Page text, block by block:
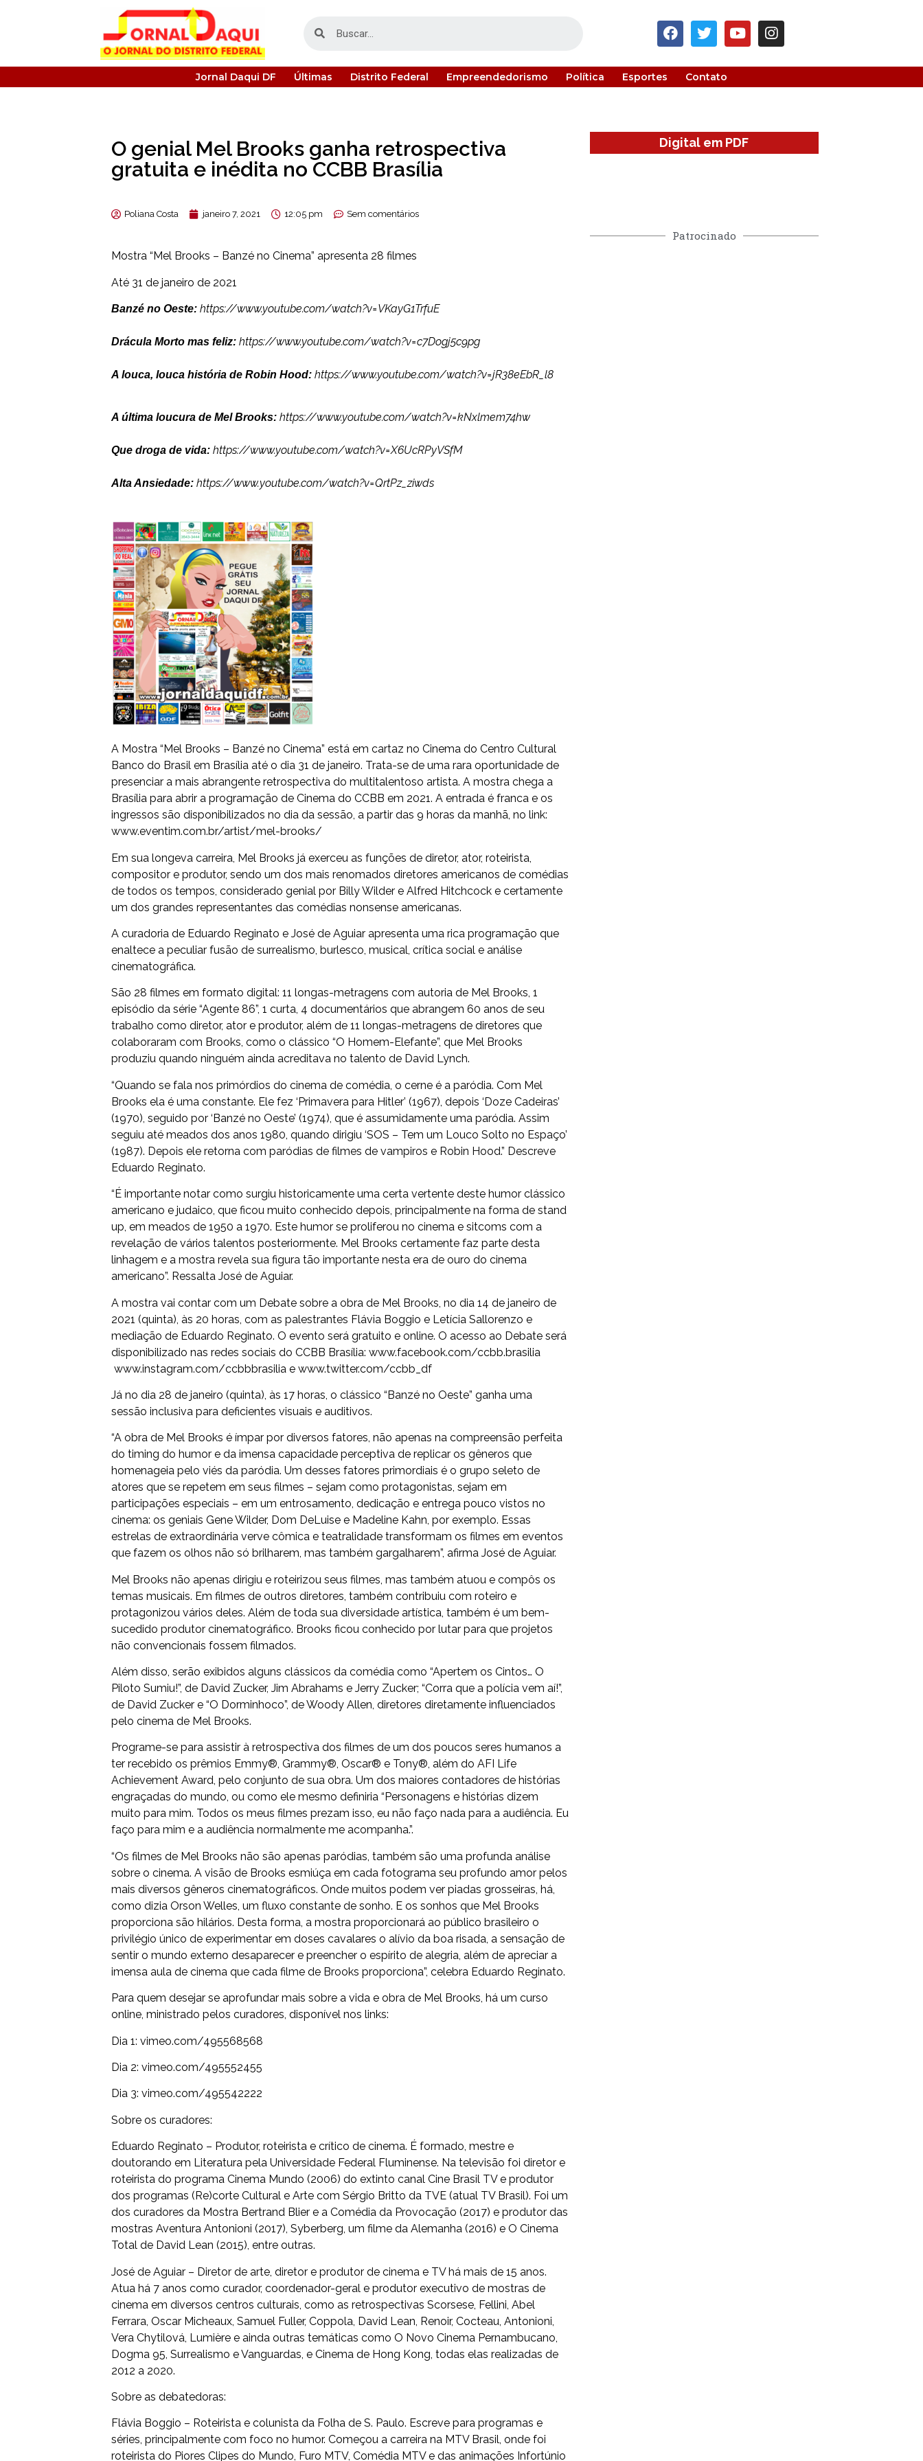
Jornal Daqui DF Últimas Distrito Federal Empreendedorismo Política Esportes Contato
O genial Mel Brooks ganha retrospectiva
gratuita e inédita no CCBB Brasília
Poliana Costa janeiro 7, 2021 12:05 pm Sem comentários
Mostra “Mel Brooks – Banzé no Cinema” apresenta 28 filmes
Até 31 de janeiro de 2021
Banzé no Oeste: https://www.youtube.com/watch?v=VKayG1TrfuE
Drácula Morto mas feliz: https://www.youtube.com/watch?v=c7Dogj5c9pg
A louca, louca história de Robin Hood: https://www.youtube.com/watch?v=jR38eEbR_l8
A última loucura de Mel Brooks: https://www.youtube.com/watch?v=kNxlmem74hw
Que droga de vida: https://www.youtube.com/watch?v=X6UcRPyVSfM
Alta Ansiedade: https://www.youtube.com/watch?v=QrtPz_ziwds
A Mostra “Mel Brooks – Banzé no Cinema” está em cartaz no Cinema do Centro Cultural
Banco do Brasil em Brasília até o dia 31 de janeiro. Trata-se de uma rara oportunidade de
presenciar a mais abrangente retrospectiva do multitalentoso artista. A mostra chega a
Brasília para abrir a programação de Cinema do CCBB em 2021. A entrada é franca e os
ingressos são disponibilizados no dia da sessão, a partir das 9 horas da manhã, no link:
www.eventim.com.br/artist/mel-brooks/
Em sua longeva carreira, Mel Brooks já exerceu as funções de diretor, ator, roteirista,
compositor e produtor, sendo um dos mais renomados diretores americanos de comédias
de todos os tempos, considerado genial por Billy Wilder e Alfred Hitchcock e certamente
um dos grandes representantes das comédias nonsense americanas.
A curadoria de Eduardo Reginato e José de Aguiar apresenta uma rica programação que
enaltece a peculiar fusão de surrealismo, burlesco, musical, crítica social e análise
cinematográfica.
São 28 filmes em formato digital: 11 longas-metragens com autoria de Mel Brooks, 1
episódio da série “Agente 86”, 1 curta, 4 documentários que abrangem 60 anos de seu
trabalho como diretor, ator e produtor, além de 11 longas-metragens de diretores que
colaboraram com Brooks, como o clássico “O Homem-Elefante”, que Mel Brooks
produziu quando ninguém ainda acreditava no talento de David Lynch.
“Quando se fala nos primórdios do cinema de comédia, o cerne é a paródia. Com Mel
Brooks ela é uma constante. Ele fez ‘Primavera para Hitler’ (1967), depois ‘Doze Cadeiras’
(1970), seguido por ‘Banzé no Oeste’ (1974), que é assumidamente uma paródia. Assim
seguiu até meados dos anos 1980, quando dirigiu ‘SOS – Tem um Louco Solto no Espaço’
(1987). Depois ele retorna com paródias de filmes de vampiros e Robin Hood.” Descreve
Eduardo Reginato.
“É importante notar como surgiu historicamente uma certa vertente deste humor clássico
americano e judaico, que ficou muito conhecido depois, principalmente na forma de stand
up, em meados de 1950 a 1970. Este humor se proliferou no cinema e sitcoms com a
revelação de vários talentos posteriormente. Mel Brooks certamente faz parte desta
linhagem e a mostra revela sua figura tão importante nesta era de ouro do cinema
americano”. Ressalta José de Aguiar.
A mostra vai contar com um Debate sobre a obra de Mel Brooks, no dia 14 de janeiro de
2021 (quinta), às 20 horas, com as palestrantes Flávia Boggio e Letícia Sallorenzo e
mediação de Eduardo Reginato. O evento será gratuito e online. O acesso ao Debate será
disponibilizado nas redes sociais do CCBB Brasília: www.facebook.com/ccbb.brasilia
www.instagram.com/ccbbbrasilia e www.twitter.com/ccbb_df
Já no dia 28 de janeiro (quinta), às 17 horas, o clássico “Banzé no Oeste” ganha uma
sessão inclusiva para deficientes visuais e auditivos.
“A obra de Mel Brooks é ímpar por diversos fatores, não apenas na compreensão perfeita
do timing do humor e da imensa capacidade perceptiva de replicar os gêneros que
homenageia pelo viés da paródia. Um desses fatores primordiais é o grupo seleto de
atores que se repetem em seus filmes – sejam como protagonistas, sejam em
participações especiais – em um entrosamento, dedicação e entrega pouco vistos no
cinema: os geniais Gene Wilder, Dom DeLuise e Madeline Kahn, por exemplo. Essas
estrelas de extraordinária verve cômica e teatralidade transformam os filmes em eventos
que fazem os olhos não só brilharem, mas também gargalharem”, afirma José de Aguiar.
Mel Brooks não apenas dirigiu e roteirizou seus filmes, mas também atuou e compôs os
temas musicais. Em filmes de outros diretores, também contribuiu com roteiro e
protagonizou vários deles. Além de toda sua diversidade artística, também é um bem-
sucedido produtor cinematográfico. Brooks ficou conhecido por lutar para que projetos
não convencionais fossem filmados.
Além disso, serão exibidos alguns clássicos da comédia como “Apertem os Cintos… O
Piloto Sumiu!”, de David Zucker, Jim Abrahams e Jerry Zucker; “Corra que a polícia vem aí!”,
de David Zucker e “O Dorminhoco”, de Woody Allen, diretores diretamente influenciados
pelo cinema de Mel Brooks.
Programe-se para assistir à retrospectiva dos filmes de um dos poucos seres humanos a
ter recebido os prêmios Emmy®, Grammy®, Oscar® e Tony®, além do AFI Life
Achievement Award, pelo conjunto de sua obra. Um dos maiores contadores de histórias
engraçadas do mundo, ou como ele mesmo definiria “Personagens e histórias dizem
muito para mim. Todos os meus filmes prezam isso, eu não faço nada para a audiência. Eu
faço para mim e a audiência normalmente me acompanha.”.
“Os filmes de Mel Brooks não são apenas paródias, também são uma profunda análise
sobre o cinema. A visão de Brooks esmiúça em cada fotograma seu profundo amor pelos
mais diversos gêneros cinematográficos. Onde muitos podem ver piadas grosseiras, há,
como dizia Orson Welles, um fluxo constante de sonho. E os sonhos que Mel Brooks
proporciona são hilários. Desta forma, a mostra proporcionará ao público brasileiro o
privilégio único de experimentar em doses cavalares o alívio da boa risada, a sensação de
sentir o mundo externo desaparecer e preencher o espírito de alegria, além de apreciar a
imensa aula de cinema que cada filme de Brooks proporciona”, celebra Eduardo Reginato.
Para quem desejar se aprofundar mais sobre a vida e obra de Mel Brooks, há um curso
online, ministrado pelos curadores, disponível nos links:
Dia 1: vimeo.com/495568568
Dia 2: vimeo.com/495552455
Dia 3: vimeo.com/495542222
Sobre os curadores:
Eduardo Reginato – Produtor, roteirista e crítico de cinema. É formado, mestre e
doutorando em Literatura pela Universidade Federal Fluminense. Na televisão foi diretor e
roteirista do programa Cinema Mundo (2006) do extinto canal Cine Brasil TV e produtor
dos programas (Re)corte Cultural e Arte com Sérgio Britto da TVE (atual TV Brasil). Foi um
dos curadores da Mostra Bertrand Blier e a Comédia da Provocação (2017) e produtor das
mostras Aventura Antonioni (2017), Syberberg, um filme da Alemanha (2016) e O Cinema
Total de David Lean (2015), entre outras.
José de Aguiar – Diretor de arte, diretor e produtor de cinema e TV há mais de 15 anos.
Atua há 7 anos como curador, coordenador-geral e produtor executivo de mostras de
cinema em diversos centros culturais, como as retrospectivas Scorsese, Fellini, Abel
Ferrara, Oscar Micheaux, Samuel Fuller, Coppola, David Lean, Renoir, Cocteau, Antonioni,
Vera Chytilová, Lumière e ainda outras temáticas como O Novo Cinema Pernambucano,
Dogma 95, Surrealismo e Vanguardas, e Cinema de Hong Kong, todas elas realizadas de
2012 a 2020.
Sobre as debatedoras:
Flávia Boggio – Roteirista e colunista da Folha de S. Paulo. Escreve para programas e
séries, principalmente com foco no humor. Começou a carreira na MTV Brasil, onde foi
roteirista do Piores Clipes do Mundo, Furo MTV, Comédia MTV e das animações Infortúnio
Digital em PDF
Patrocinado